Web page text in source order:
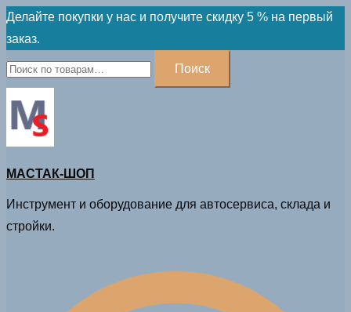
Skip
to
content
Делайте покупки у нас и получите скидку 5 % на первый
заказ.
Искать:
Поиск
МАСТАК-ШОП
Инструмент и оборудование для автосервиса, склада и
стройки.